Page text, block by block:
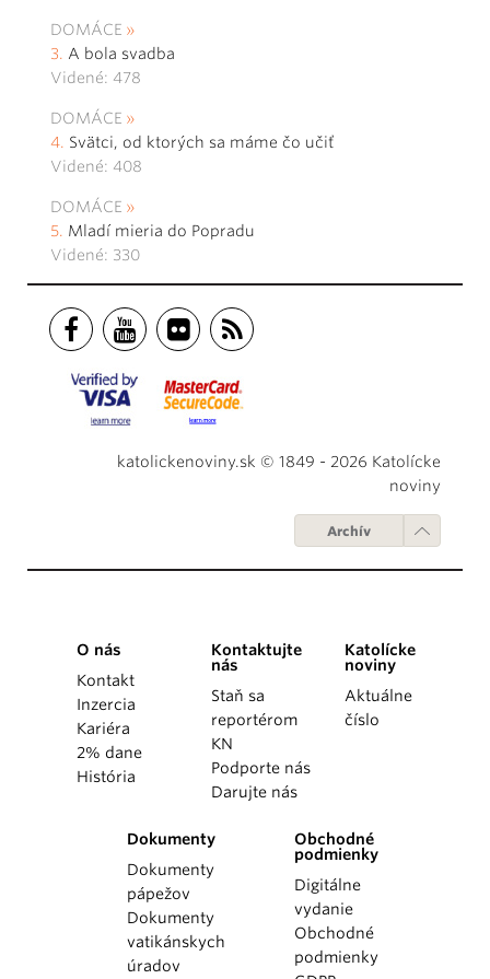
DOMÁCE
A bola svadba
Videné: 478
DOMÁCE
Svätci, od ktorých sa máme čo učiť
Videné: 408
DOMÁCE
Mladí mieria do Popradu
Videné: 330
katolickenoviny.sk © 1849 - 2026 Katolícke
noviny
Archív
O nás
Kontakt
Inzercia
Kariéra
2% dane
História
Kontaktujte
nás
Staň sa
reportérom
KN
Podporte nás
Darujte nás
Katolícke
noviny
Aktuálne
číslo
Dokumenty
Dokumenty
pápežov
Dokumenty
vatikánskych
úradov
Obchodné
podmienky
Digitálne
vydanie
Obchodné
podmienky